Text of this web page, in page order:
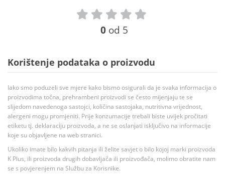
0 od 5
Korištenje podataka o proizvodu
Iako smo poduzeli sve mjere kako bismo osigurali da je svaka informacija o
proizvodima točna, prehrambeni proizvodi se često mijenjaju te se
slijedom navedenoga sastojci, količina sastojaka, nutritivna vrijednost,
alergeni mogu promjeniti. Prije konzumacije trebali biste uvijek pročitati
etiketu tj. deklaraciju proizvoda, a ne se oslanjati isključivo na informacije
koje su objavljene na web stranici.
Ukoliko imate bilo kakvih pitanja ili želite savjet o bilo kojoj marki proizvoda
K Plus, ili proizvoda drugih dobavljača ili proizvođača, molimo obratite nam
se s povjerenjem na Službu za Korisnike.